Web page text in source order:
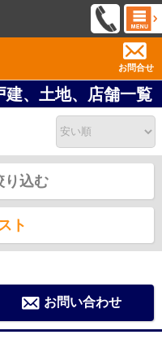
お問合せ
、土地、店舗一覧
り込む
ト
お問い合わせ